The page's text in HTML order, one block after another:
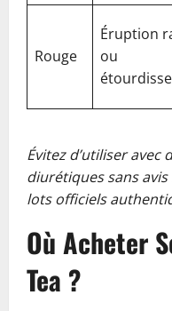
Rouge
Éruption
ou
Évitez d’utiliser avec
diurétiques sans
lots officiels
Où Acheter
Tea ?